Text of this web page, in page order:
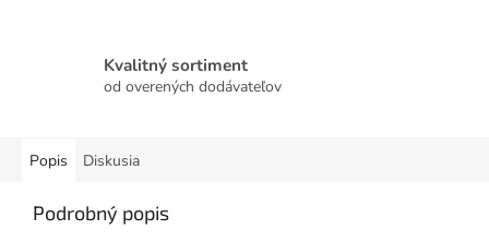
Kvalitný sortiment
od overených dodávateľov
Popis Diskusia
Podrobný popis